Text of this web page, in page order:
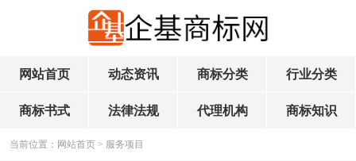
网站首页 动态资讯 商标分类 行业分类
商标书式 法律法规 代理机构 商标知识
当前位置： 网站首页 > 服务项目